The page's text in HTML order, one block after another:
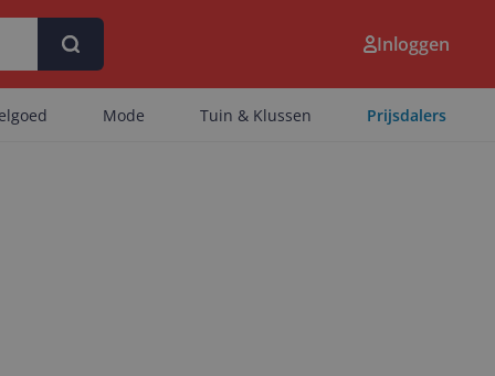
Inloggen
Mode Tuin & Klussen Prijsdalers